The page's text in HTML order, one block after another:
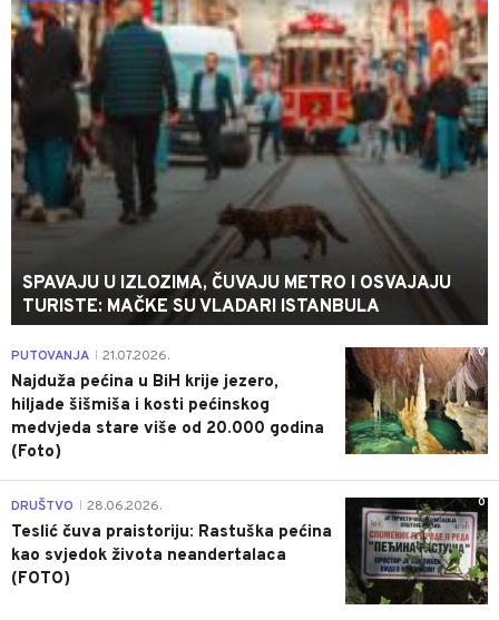
SPAVAJU U IZLOZIMA, ČUVAJU METRO I OSVAJAJU
TURISTE: MAČKE SU VLADARI ISTANBULA
0
PUTOVANJA 21.07.2026.
Najduža pećina u BiH krije jezero,
hiljade šišmiša i kosti pećinskog
medvjeda stare više od 20.000 godina
(Foto)
0
DRUŠTVO 28.06.2026.
Teslić čuva praistoriju: Rastuška pećina
kao svjedok života neandertalaca
(FOTO)